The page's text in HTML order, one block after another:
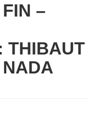
–
THIBAUT